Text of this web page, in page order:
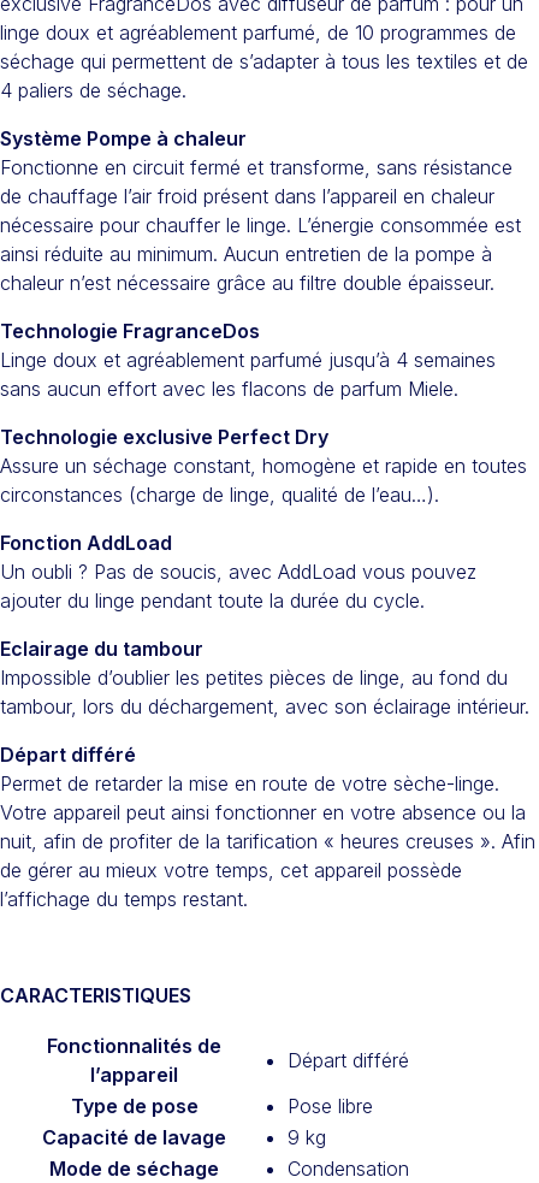
linge doux et agréablement parfumé, de 10 programmes de
séchage qui permettent de s’adapter à tous les textiles et de
4 paliers de séchage.
Système Pompe à chaleur
Fonctionne en circuit fermé et transforme, sans résistance
de chauffage l’air froid présent dans l’appareil en chaleur
nécessaire pour chauffer le linge. L’énergie consommée est
ainsi réduite au minimum. Aucun entretien de la pompe à
chaleur n’est nécessaire grâce au filtre double épaisseur.
Technologie FragranceDos
Linge doux et agréablement parfumé jusqu’à 4 semaines
sans aucun effort avec les flacons de parfum Miele.
Technologie exclusive Perfect Dry
Assure un séchage constant, homogène et rapide en toutes
circonstances (charge de linge, qualité de l’eau…).
Fonction AddLoad
Un oubli ? Pas de soucis, avec AddLoad vous pouvez
ajouter du linge pendant toute la durée du cycle.
Eclairage du tambour
Impossible d’oublier les petites pièces de linge, au fond du
tambour, lors du déchargement, avec son éclairage intérieur.
Départ différé
Permet de retarder la mise en route de votre sèche-linge.
Votre appareil peut ainsi fonctionner en votre absence ou la
nuit, afin de profiter de la tarification « heures creuses ». Afin
de gérer au mieux votre temps, cet appareil possède
l’affichage du temps restant.
CARACTERISTIQUES
Fonctionnalités de
l’appareil
Départ différé
Type de pose
Pose libre
Capacité de lavage
9 kg
Mode de séchage
Condensation